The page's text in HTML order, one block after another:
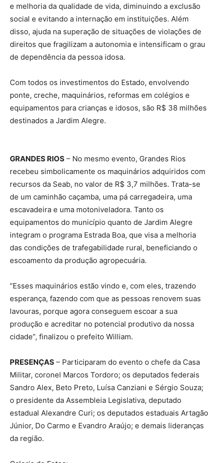
e melhoria da qualidade de vida, diminuindo a exclusão
social e evitando a internação em instituições. Além
disso, ajuda na superação de situações de violações de
direitos que fragilizam a autonomia e intensificam o grau
de dependência da pessoa idosa.
Com todos os investimentos do Estado, envolvendo
ponte, creche, maquinários, reformas em colégios e
equipamentos para crianças e idosos, são R$ 38 milhões
destinados a Jardim Alegre.
GRANDES RIOS – No mesmo evento, Grandes Rios
recebeu simbolicamente os maquinários adquiridos com
recursos da Seab, no valor de R$ 3,7 milhões. Trata-se
de um caminhão caçamba, uma pá carregadeira, uma
escavadeira e uma motoniveladora. Tanto os
equipamentos do município quanto de Jardim Alegre
integram o programa Estrada Boa, que visa a melhoria
das condições de trafegabilidade rural, beneficiando o
escoamento da produção agropecuária.
“Esses maquinários estão vindo e, com eles, trazendo
esperança, fazendo com que as pessoas renovem suas
lavouras, porque agora conseguem escoar a sua
produção e acreditar no potencial produtivo da nossa
cidade”, finalizou o prefeito William.
PRESENÇAS – Participaram do evento o chefe da Casa
Militar, coronel Marcos Tordoro; os deputados federais
Sandro Alex, Beto Preto, Luísa Canziani e Sérgio Souza;
o presidente da Assembleia Legislativa, deputado
estadual Alexandre Curi; os deputados estaduais Artagão
Júnior, Do Carmo e Evandro Araújo; e demais lideranças
da região.